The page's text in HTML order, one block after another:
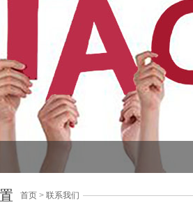
首页> 联系我们